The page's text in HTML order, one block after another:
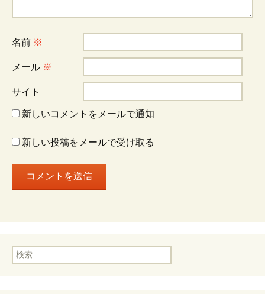
ー
シ
ョ
ン
名前 ※
メール ※
サイト
新しいコメントをメールで通知
新しい投稿をメールで受け取る
検
索: